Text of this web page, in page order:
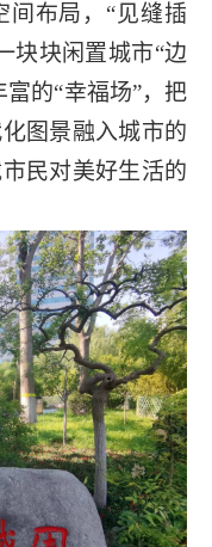
间布局，“见缝插
块块闲置城市“边
的“幸福场”，把
图景融入城市的
民对美好生活的